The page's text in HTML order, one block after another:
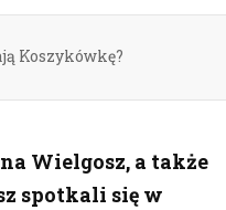
Koszykówkę?
Wielgosz, a także
spotkali się w